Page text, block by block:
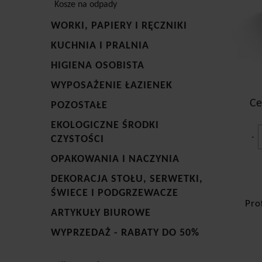
Kosze na odpady
WORKI, PAPIERY I RĘCZNIKI
KUCHNIA I PRALNIA
HIGIENA OSOBISTA
WYPOSAŻENIE ŁAZIENEK
POZOSTAŁE
EKOLOGICZNE ŚRODKI
CZYSTOŚCI
OPAKOWANIA I NACZYNIA
DEKORACJA STOŁU, SERWETKI,
ŚWIECE I PODGRZEWACZE
ARTYKUŁY BIUROWE
WYPRZEDAŻ - RABATY DO 50%
-